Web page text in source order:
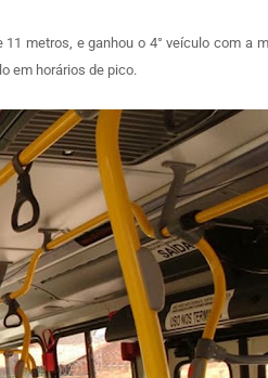
metros, e ganhou o 4° veículo com a
em horários de pico.